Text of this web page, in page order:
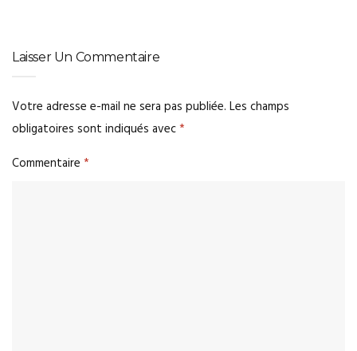
Laisser Un Commentaire
Votre adresse e-mail ne sera pas publiée. Les champs
obligatoires sont indiqués avec*
Commentaire *